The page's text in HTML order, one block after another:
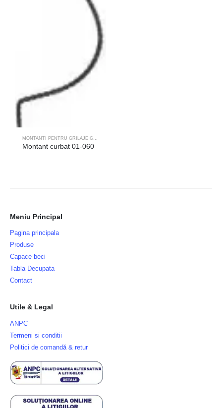
MONTANTI PENTRU GRILAJE GEAM
Montant curbat 01-060
Meniu Principal
Pagina principala
Produse
Capace beci
Tabla Decupata
Contact
Utile & Legal
ANPC
Termeni si conditii
Politici de comandă & retur